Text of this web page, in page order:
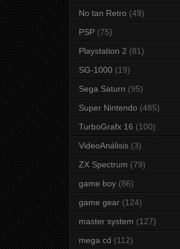
No tan Retro (49)
PSP (75)
Playstation 2 (81)
SG-1000 (19)
Sega Saturn (95)
Super Nintendo (485)
TurboGrafx 16 (100)
VideoAnálisis (3)
ZX Spectrum (79)
game boy (86)
game gear (124)
master system (127)
mega cd (112)